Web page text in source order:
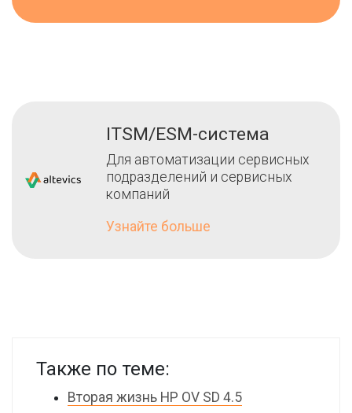
ITSM/ESM-система
Для автоматизации сервисных
подразделений и сервисных
компаний
Узнайте больше
Также по теме:
Вторая жизнь HP OV SD 4.5